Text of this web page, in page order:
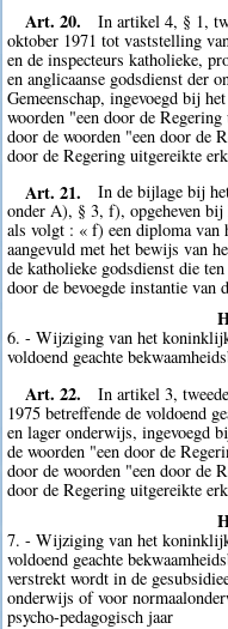
Art. 20.
In artikel 4, § 1,
oktober 1971 tot vaststelling
en de inspecteurs katholieke,
en anglicaanse godsdienst der
Gemeenschap, ingevoegd bij het
woorden "een door de
door de woorden "een door de
door de Regering uitgereikte
Art. 21.
In de bijlage bij
onder A), § 3, f), opgeheven bij
als volgt : « f) een diploma van
aangevuld met het bewijs van
de katholieke godsdienst die
door de bevoegde instantie van
6. - Wijziging van het
voldoend geachte
Art. 22.
In artikel 3,
1975 betreffende de voldoend
en lager onderwijs, ingevoegd
de woorden "een door de
door de woorden "een door de
door de Regering uitgereikte
7. - Wijziging van het
voldoend geachte
verstrekt wordt in de
onderwijs of voor
psycho-pedagogisch jaar